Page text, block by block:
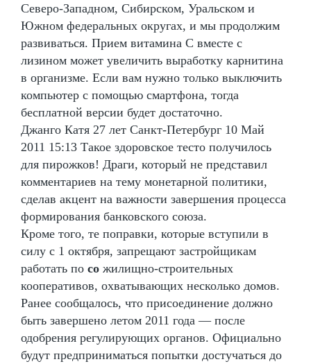
Северо-Западном, Сибирском, Уральском и
Южном федеральных округах, и мы продолжим
развиваться. Прием витамина С вместе с
лизином может увеличить выработку карнитина
в организме. Если вам нужно только выключить
компьютер с помощью смартфона, тогда
бесплатной версии будет достаточно.
Джанго Катя 27 лет Санкт-Петербург 10 Май
2011 15:13 Такое здоровское тесто получилось
для пирожков! Драги, который не представил
комментариев на тему монетарной политики,
сделав акцент на важности завершения процесса
формирования банковского союза.
Кроме того, те поправки, которые вступили в
силу с 1 октября, запрещают застройщикам
работать по со жилищно-строительных
кооперативов, охватывающих несколько домов.
Ранее сообщалось, что присоединение должно
быть завершено летом 2011 года — после
одобрения регулирующих органов. Официально
будут предприниматься попытки достучаться до